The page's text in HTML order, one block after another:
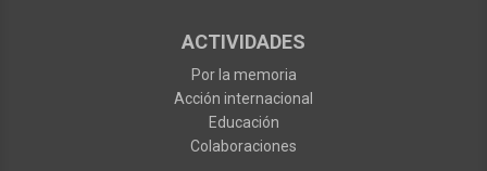
ACTIVIDADES
Por la memoria
Acción internacional
Educación
Colaboraciones